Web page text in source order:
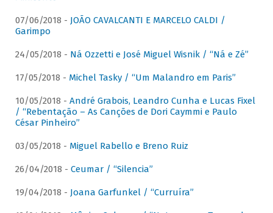
07/06/2018 - JOÃO CAVALCANTI E MARCELO CALDI /
Garimpo
24/05/2018 - Ná Ozzetti e José Miguel Wisnik / “Ná e Zé”
17/05/2018 - Michel Tasky / “Um Malandro em Paris”
10/05/2018 - André Grabois, Leandro Cunha e Lucas Fixel
/ “Rebentação – As Canções de Dori Caymmi e Paulo
César Pinheiro”
03/05/2018 - Miguel Rabello e Breno Ruiz
26/04/2018 - Ceumar / “Silencia”
19/04/2018 - Joana Garfunkel / “Curruíra”